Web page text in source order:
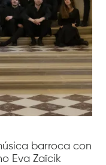
barroca con
Eva Zaïcik